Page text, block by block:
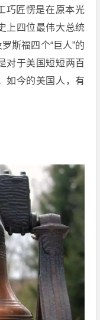
巧匠愣是在原本光
上四位最伟大总统
斯福四个“巨人”的
对于美国短短两百
如今的美国人，有